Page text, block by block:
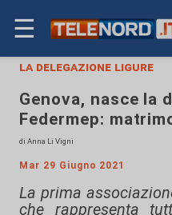
☰
la delegazione ligure
Genova, nasce la
Federmep:
di Anna Li Vigni
Mar 29 Giugno 2021
La prima
che rappresenta